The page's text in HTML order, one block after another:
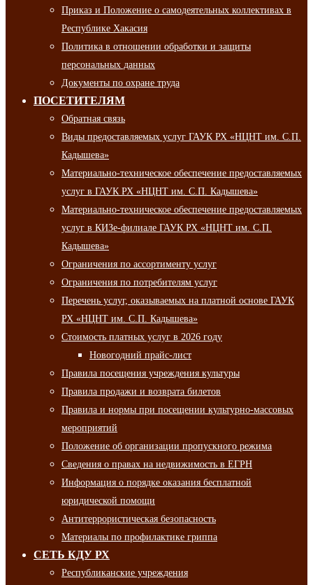
Приказ и Положение о самодеятельных коллективах в
Республике Хакасия
Политика в отношении обработки и защиты
персональных данных
Документы по охране труда
ПОСЕТИТЕЛЯМ
Обратная связь
Виды предоставляемых услуг ГАУК РХ «НЦНТ им. С.П.
Кадышева»
Материально-техническое обеспечение предоставляемых
услуг в ГАУК РХ «НЦНТ им. С.П. Кадышева»
Материально-техническое обеспечение предоставляемых
услуг в КИЗе-филиале ГАУК РХ «НЦНТ им. С.П.
Кадышева»
Ограничения по ассортименту услуг
Ограничения по потребителям услуг
Перечень услуг, оказываемых на платной основе ГАУК
РХ «НЦНТ им. С.П. Кадышева»
Стоимость платных услуг в 2026 году
Новогодний прайс-лист
Правила посещения учреждения культуры
Правила продажи и возврата билетов
Правила и нормы при посещении культурно-массовых
мероприятий
Положение об организации пропускного режима
Сведения о правах на недвижимость в ЕГРН
Информация о порядке оказания бесплатной
юридической помощи
Антитеррористическая безопасность
Материалы по профилактике гриппа
СЕТЬ КДУ РХ
Республиканские учреждения